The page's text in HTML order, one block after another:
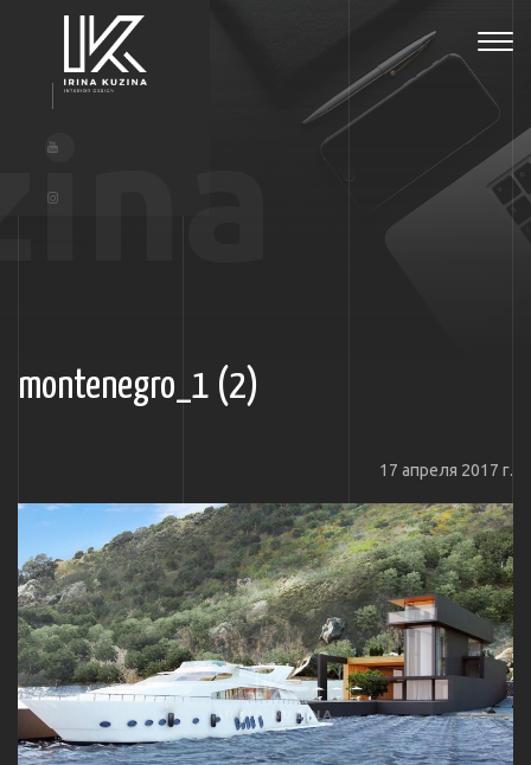
montenegro_1 (2)
17 апреля 2017 г.